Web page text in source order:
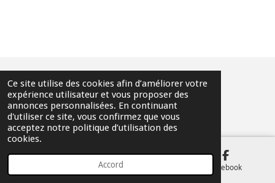
Ce site utilise des cookies afin d’améliorer votre
expérience utilisateur et vous proposer des
annonces personnalisées. En continuant
d'utiliser ce site, vous confirmez que vous
acceptez notre politique d’utilisation des
cookies.
Accord
© 2024 - 2025 AirJumpLocation tous droits réservés
Propulsé parWebador
Téléphone Facebook